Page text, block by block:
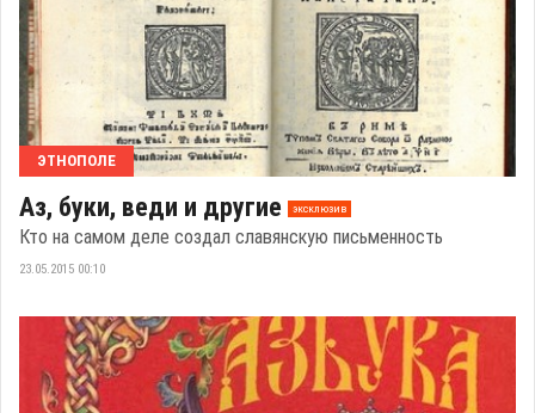
ЭТНОПОЛЕ
Аз, буки, веди и другие эксклюзив
Кто на самом деле создал славянскую письменность
23.05.2015 00:10